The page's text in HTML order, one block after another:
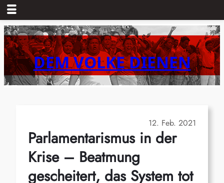
Zum
Inhalt
springenDEM VOLKE DIENEN
12. Feb. 2021
Parlamentarismus in der
Krise – Beatmung
gescheitert, das System tot